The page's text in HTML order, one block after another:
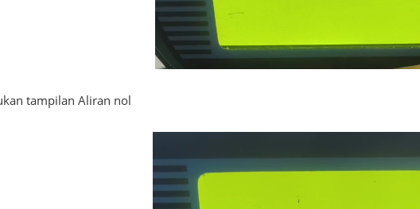
tampilan Aliran nol